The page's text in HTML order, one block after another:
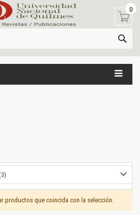
0
productos que coincida con la selección.